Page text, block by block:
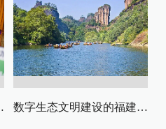
升级 数字生态文明建设的福建路径与启示